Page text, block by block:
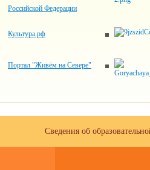
Российской Федерации
Культура.рф
Портал "Живём на Севере"
Сведения об